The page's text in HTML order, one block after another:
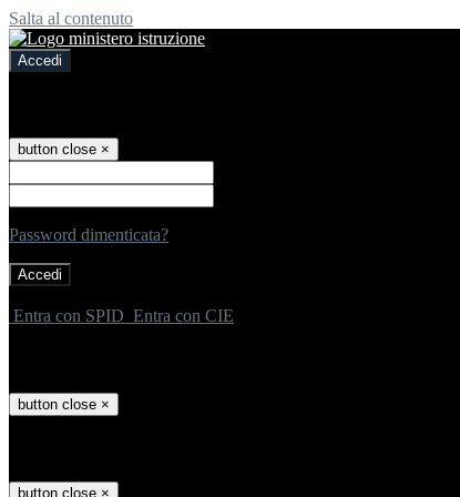
Salta al contenuto
Accedi
button close ×
Password dimenticata?
Entra con SPID Entra con CIE
button close ×
button close ×